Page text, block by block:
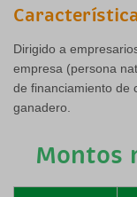
Dirigido a
empresa (persona
de financiamiento de
ganadero.
Montos